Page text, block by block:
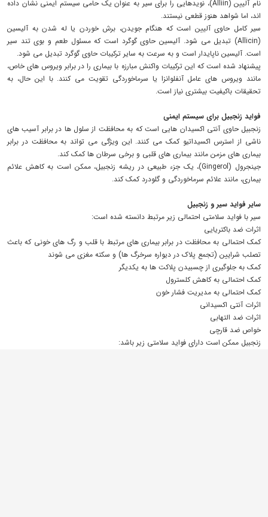
نام آلیین (Alliin)، نویدهایی را برای سیر به عنوان یک حامی سیستم ایمنی نشان داده
اند، اما شواهد هنوز قطعی نیستند.
سیر کامل حاوی آلیین است که هنگام جویدن، برش خوردن یا له شدن به آلیسین
(Allicin) تبدیل می شود. آلیسین حاوی گوگرد است که مسئول طعم و بوی تند سیر
است. آلیسین ناپایدار است و به سرعت به سایر ترکیبات حاوی گوگرد تبدیل می شود.
پیشنهاد شده است که این ترکیبات واکنش مبارزه با بیماری را در برابر ویروس های خاص،
مانند ویروس های عامل آنفلوانزا یا سرماخوردگی تقویت می کنند. با این حال، به
تحقیقات باکیفیت بیشتری نیاز است.
فواید زنجبیل برای سیستم ایمنی
زنجبیل حاوی آنتی اکسیدان هایی است که به محافظت از سلول ها در برابر آسیب های
ناشی از استرس اکسیداتیو کمک می کنند. این ویژگی می تواند به محافظت در برابر
بیماری های مزمن مانند بیماری های قلبی و برخی سرطان ها کمک کند.
جینجرول (Gingerol)، یک جزء طبیعی در ریشه زنجبیل، ممکن است به کاهش علائم
بیماری، مانند علائم سرماخوردگی و گلودرد کمک کند.
سایر فواید سیر و زنجبیل
سیر با فواید سلامتی احتمالی زیر مرتبط دانسته شده است:
اثرات ضد باکتریایی
کمک احتمالی به محافظت در برابر بیماری های مرتبط با قلب و رگ های خونی که باعث
تصلب شرایین (تجمع پلاک در دیواره سرخرگ ها) و سکته مغزی می شوند
کمک به جلوگیری از چسبیدن پلاکت ها به یکدیگر
کمک احتمالی به کاهش کلسترول
کمک احتمالی به مدیریت فشار خون
اثرات آنتی اکسیدانی
اثرات ضد التهابی
خواص ضد قارچی
زنجبیل ممکن است دارای فواید سلامتی زیر باشد: